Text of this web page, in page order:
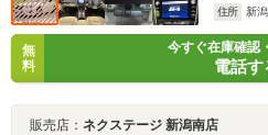
住所
新
無
料
今すぐ在庫確認
電話す
販売店： ネクステージ 新潟南店